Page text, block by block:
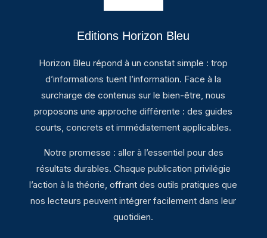
Editions Horizon Bleu
Horizon Bleu répond à un constat simple : trop
d’informations tuent l’information. Face à la
surcharge de contenus sur le bien-être, nous
proposons une approche différente : des guides
courts, concrets et immédiatement applicables.
Notre promesse : aller à l’essentiel pour des
résultats durables. Chaque publication privilégie
l’action à la théorie, offrant des outils pratiques que
nos lecteurs peuvent intégrer facilement dans leur
quotidien.